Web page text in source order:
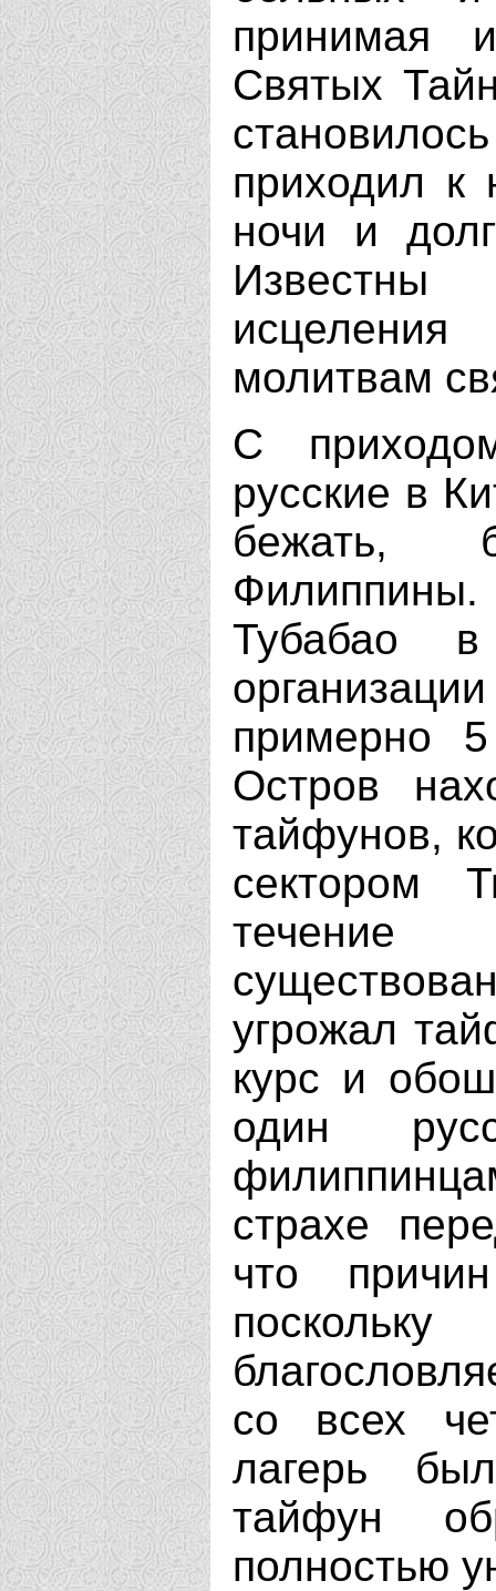
принимая
Святых
приходил
ночи и
Известны
молитвам
С
русские в
бежать,
Тубабао в
примерно
Остров
тайфунов,
сектором
угрожал
курс и
один
страхе
что
со всех
лагерь
тайфун
полностью